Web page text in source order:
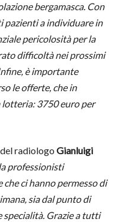
bergamasca. Con
pazienti a individuare in
pericolosità per la
difficoltà nei prossimi
è importante
le offerte, che in
3750 euro per
radiologo Gianluigi
professionisti
ci hanno permesso di
sia dal punto di
specialità. Grazie a tutti